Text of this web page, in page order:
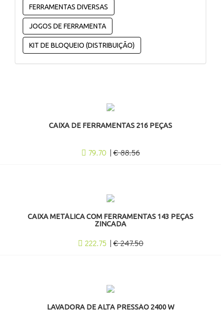
FERRAMENTAS DIVERSAS
JOGOS DE FERRAMENTA
KIT DE BLOQUEIO (DISTRIBUIÇÃO)
CAIXA DE FERRAMENTAS 216 PEÇAS
79.70 |€ 88.56
CAIXA METÁLICA COM FERRAMENTAS 143 PEÇAS
ZINCADA
222.75 |€ 247.50
LAVADORA DE ALTA PRESSÃO 2400 W